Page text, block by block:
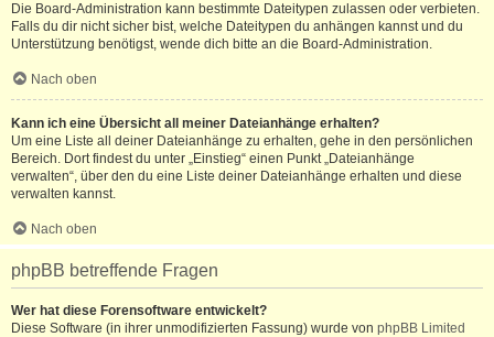
Die Board-Administration kann bestimmte Dateitypen zulassen oder verbieten.
Falls du dir nicht sicher bist, welche Dateitypen du anhängen kannst und du
Unterstützung benötigst, wende dich bitte an die Board-Administration.
Nach oben
Kann ich eine Übersicht all meiner Dateianhänge erhalten?
Um eine Liste all deiner Dateianhänge zu erhalten, gehe in den persönlichen
Bereich. Dort findest du unter „Einstieg“ einen Punkt „Dateianhänge
verwalten“, über den du eine Liste deiner Dateianhänge erhalten und diese
verwalten kannst.
Nach oben
phpBB betreffende Fragen
Wer hat diese Forensoftware entwickelt?
Diese Software (in ihrer unmodifizierten Fassung) wurde von phpBB Limited